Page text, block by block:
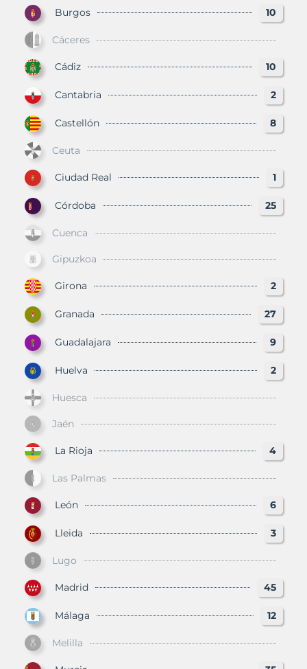
Burgos 10
Cáceres
Cádiz 10
Cantabria 2
Castellón 8
Ceuta
Ciudad Real 1
Córdoba 25
Cuenca
Gipuzkoa
Girona 2
Granada 27
Guadalajara 9
Huelva 2
Huesca
Jaén
La Rioja 4
Las Palmas
León 6
Lleida 3
Lugo
Madrid 45
Málaga 12
Melilla